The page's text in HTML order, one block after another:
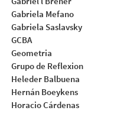
Gabriela Mefano
Gabriela Saslavsky
GCBA
Geometria
Grupo de Reflexion
Heleder Balbuena
Hernán Boeykens
Horacio Cárdenas